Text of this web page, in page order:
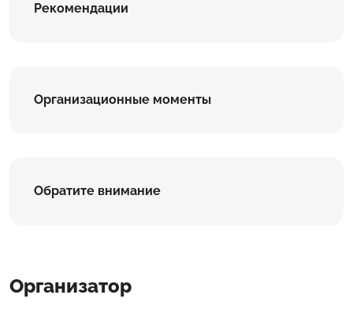
Рекомендации
Организационные моменты
Обратите внимание
Организатор